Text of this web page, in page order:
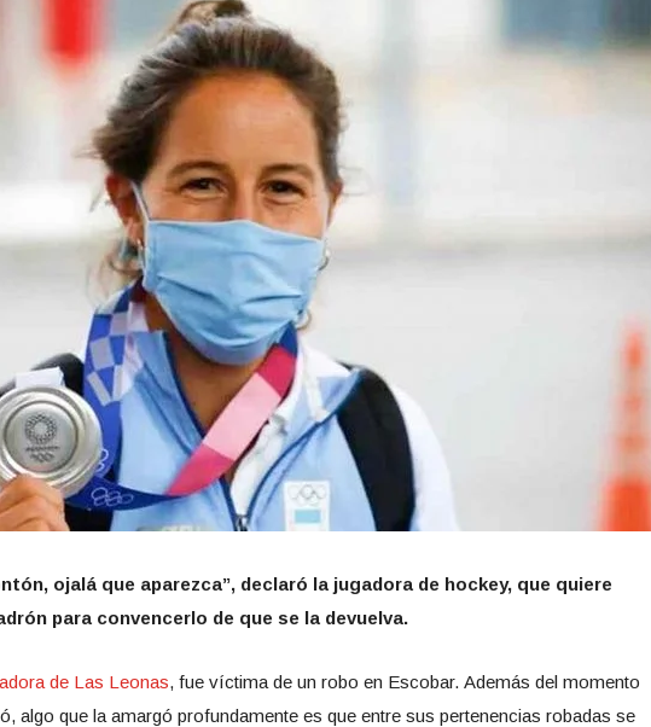
ojalá que aparezca”, declaró la jugadora de hockey, que quiere
para convencerlo de que se la devuelva.
de Las Leonas, fue víctima de un robo en Escobar. Además del momento
algo que la amargó profundamente es que entre sus pertenencias robadas se